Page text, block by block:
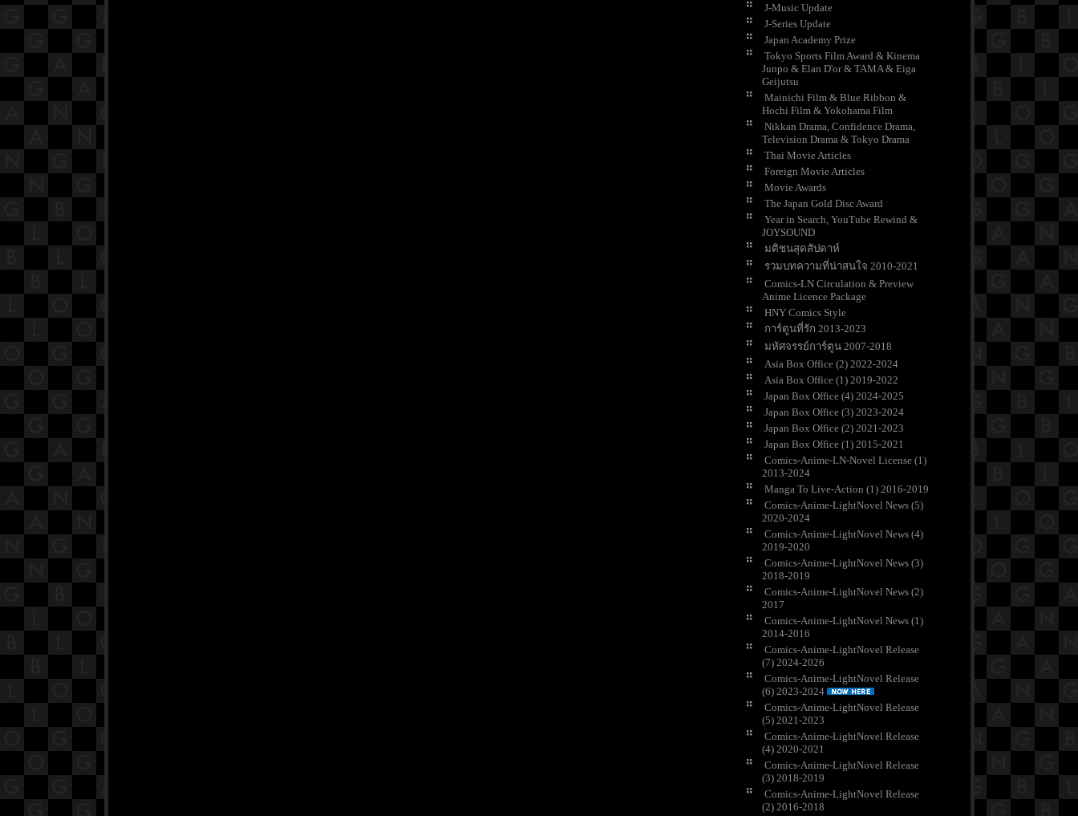
J-Music Update
J-Series Update
Japan Academy Prize
Tokyo Sports Film Award & Kinema
Junpo & Elan D'or & TAMA & Eiga
Geijutsu
Mainichi Film & Blue Ribbon &
Hochi Film & Yokohama Film
Nikkan Drama, Confidence Drama,
Television Drama & Tokyo Drama
Thai Movie Articles
Foreign Movie Articles
Movie Awards
The Japan Gold Disc Award
Year in Search, YouTube Rewind &
JOYSOUND
มติชนสุดสัปดาห์
รวมบทความที่น่าสนใจ 2010-2021
Comics-LN Circulation & Preview
Anime Licence Package
HNY Comics Style
การ์ตูนที่รัก 2013-2023
มหัศจรรย์การ์ตูน 2007-2018
Asia Box Office (2) 2022-2024
Asia Box Office (1) 2019-2022
Japan Box Office (4) 2024-2025
Japan Box Office (3) 2023-2024
Japan Box Office (2) 2021-2023
Japan Box Office (1) 2015-2021
Comics-Anime-LN-Novel License (1)
2013-2024
Manga To Live-Action (1) 2016-2019
Comics-Anime-LightNovel News (5)
2020-2024
Comics-Anime-LightNovel News (4)
2019-2020
Comics-Anime-LightNovel News (3)
2018-2019
Comics-Anime-LightNovel News (2)
2017
Comics-Anime-LightNovel News (1)
2014-2016
Comics-Anime-LightNovel Release
(7) 2024-2026
Comics-Anime-LightNovel Release
(6) 2023-2024
Comics-Anime-LightNovel Release
(5) 2021-2023
Comics-Anime-LightNovel Release
(4) 2020-2021
Comics-Anime-LightNovel Release
(3) 2018-2019
Comics-Anime-LightNovel Release
(2) 2016-2018